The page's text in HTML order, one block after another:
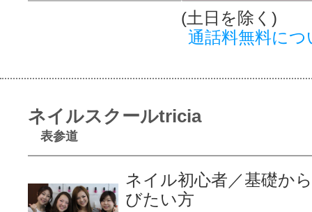
(土日を除く)
通話料無料につ
ネイルスクールtricia
表参道
ネイル初心者／基礎か
びたい方